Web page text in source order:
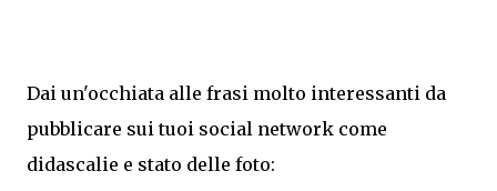
Dai un'occhiata alle frasi molto interessanti da
pubblicare sui tuoi social network come
didascalie e stato delle foto: